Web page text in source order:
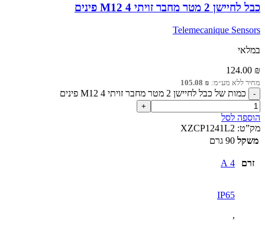
כבל לחיישן 2 מטר מחבר זויתי M12 4 פינים
Telemecanique Sensors
במלאי
124.00 ₪
מחיר ללא מע״מ: 105.08 ₪
כמות של כבל לחיישן 2 מטר מחבר זויתי M12 4 פינים
הוספה לסל
מק”ט: XZCP1241L2
משקל 90 גרם
זרם 4 A
IP65
,